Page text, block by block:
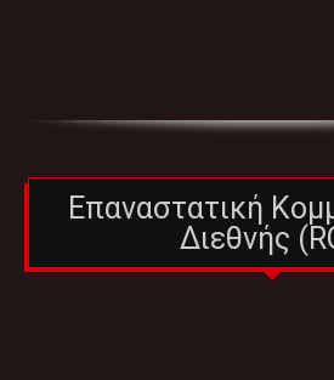
Επαναστατική
Διεθνής